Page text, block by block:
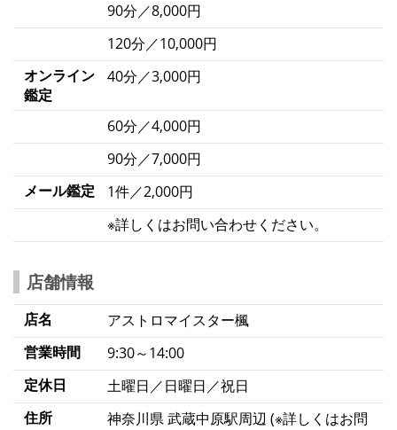
90分／8,000円
120分／10,000円
オンライン
鑑定
40分／3,000円
60分／4,000円
90分／7,000円
メール鑑定
1件／2,000円
※詳しくはお問い合わせください。
店舗情報
店名
アストロマイスター楓
営業時間
9:30～14:00
定休日
土曜日／日曜日／祝日
住所
神奈川県 武蔵中原駅周辺 (※詳しくはお問